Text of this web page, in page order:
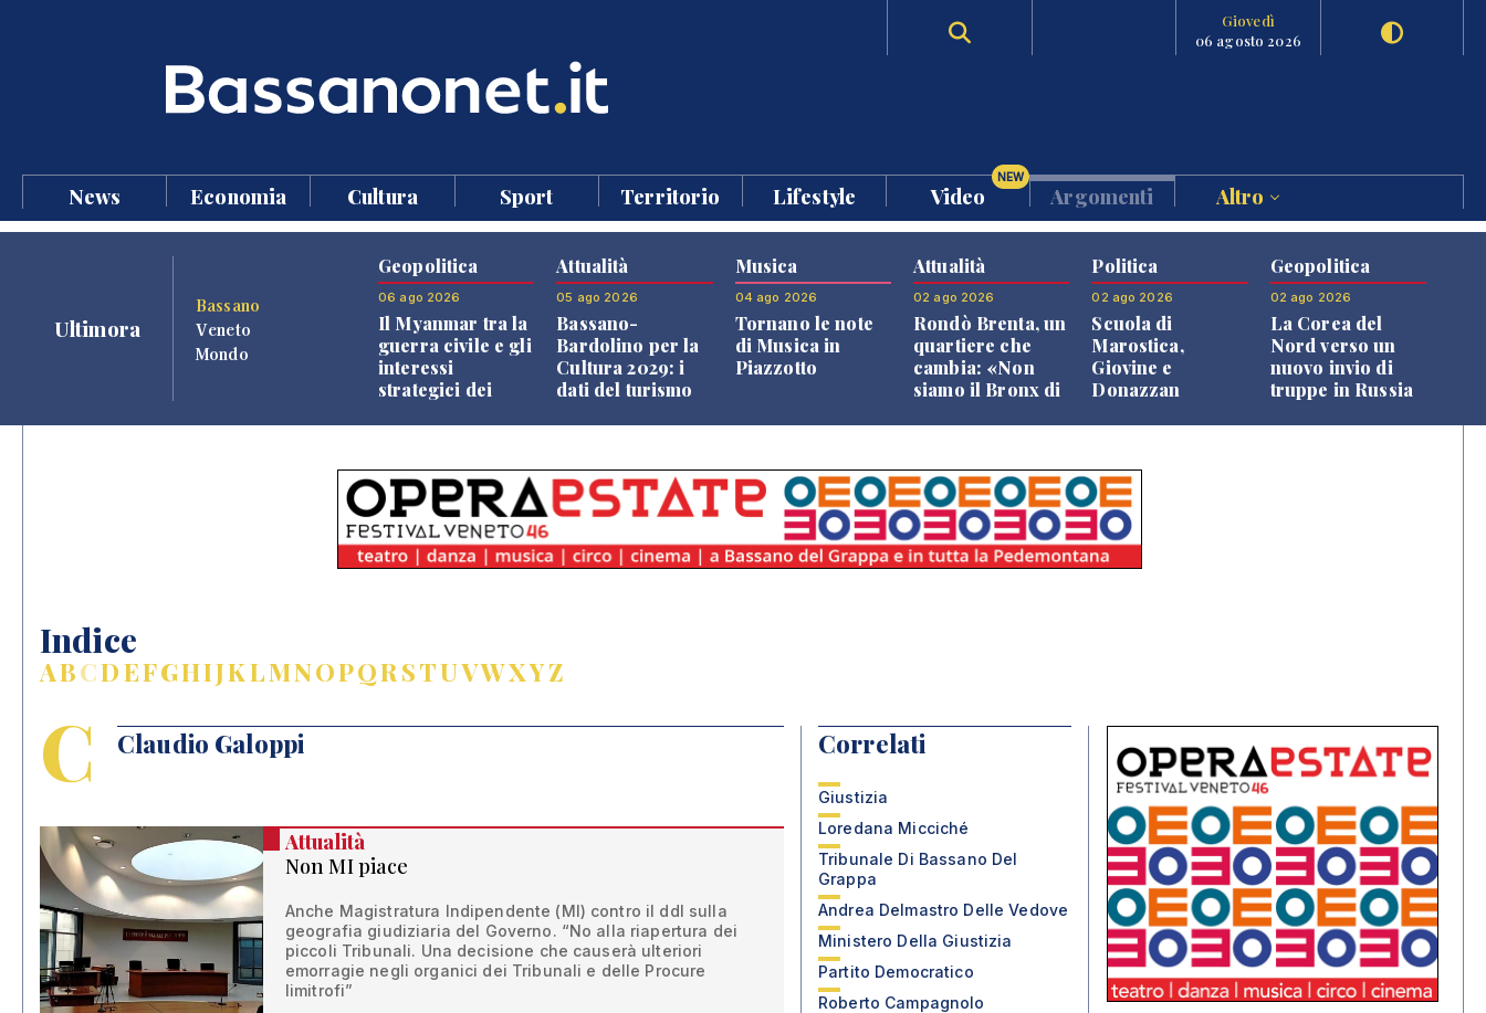
Giovedì
06 agosto 2026
News Economia Cultura Sport Territorio Lifestyle Video
NEW
Argomenti Altro
Ultimora
Bassano
Veneto
Mondo
Geopolitica
06 ago 2026
Il Myanmar tra la
guerra civile e gli
interessi
strategici dei
Attualità
05 ago 2026
Bassano-
Bardolino per la
Cultura 2029: i
dati del turismo
Musica
04 ago 2026
Tornano le note
di Musica in
Piazzotto
Attualità
02 ago 2026
Rondò Brenta, un
quartiere che
cambia: «Non
siamo il Bronx di
Politica
02 ago 2026
Scuola di
Marostica,
Giovine e
Donazzan
Geopolitica
02 ago 2026
La Corea del
Nord verso un
nuovo invio di
truppe in Russia
Indice
ABCDEFGHIJKLMNOPQRSTUVWXYZ
C Claudio Galoppi
Attualità
Non MI piace
Anche Magistratura Indipendente (MI) contro il ddl sulla
geografia giudiziaria del Governo. “No alla riapertura dei
piccoli Tribunali. Una decisione che causerà ulteriori
emorragie negli organici dei Tribunali e delle Procure
limitrofi”
Correlati
Giustizia
Loredana Micciché
Tribunale Di Bassano Del
Grappa
Andrea Delmastro Delle Vedove
Ministero Della Giustizia
Partito Democratico
Roberto Campagnolo